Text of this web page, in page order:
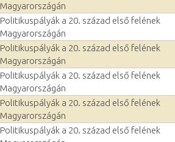
Magyarországán
Politikuspályák a 20. század első felének
Magyarországán
Politikuspályák a 20. század első felének
Magyarországán
Politikuspályák a 20. század első felének
Magyarországán
Politikuspályák a 20. század első felének
Magyarországán
Politikuspályák a 20. század első felének